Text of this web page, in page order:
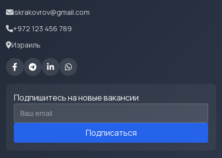
iskrakovrov@gmail.com
+972 123 456 789
Израиль
Подпишитесь на новые вакансии
Email для подписки
Подписаться